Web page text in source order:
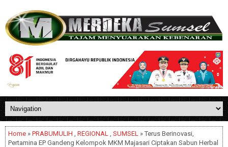
Home » PRABUMULIH , REGIONAL , SUMSEL » Terus Berinovasi,
Pertamina EP Gandeng Kelompok MKM Majasari Ciptakan Sabun Herbal